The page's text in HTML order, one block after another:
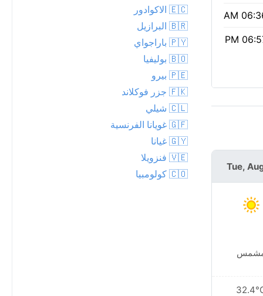
06:36
06:57
Tue,
Wed, Aug 12
🇪🇨 الاكوادور
🇧🇷 البرازيل
🇵🇾 باراجواي
🇧🇴 بوليفيا
🇵🇪 بيرو
🇫🇰 جزر فوكلاند
🇨🇱 شيلي
🇬🇫 غويانا الفرنسية
🇬🇾 غيانا
🇻🇪 فنزويلا
🇨🇴 كولومبيا